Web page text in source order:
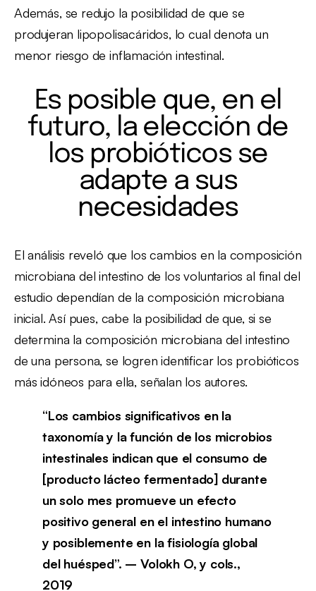
Además, se redujo la posibilidad de que se
produjeran lipopolisacáridos, lo cual denota un
menor riesgo de inflamación intestinal.
Es posible que, en el
futuro, la elección de
los probióticos se
adapte a sus
necesidades
El análisis reveló que los cambios en la composición
microbiana del intestino de los voluntarios al final del
estudio dependían de la composición microbiana
inicial. Así pues, cabe la posibilidad de que, si se
determina la composición microbiana del intestino
de una persona, se logren identificar los probióticos
más idóneos para ella, señalan los autores.
“Los cambios significativos en la
taxonomía y la función de los microbios
intestinales indican que el consumo de
[producto lácteo fermentado] durante
un solo mes promueve un efecto
positivo general en el intestino humano
y posiblemente en la fisiología global
del huésped”. – Volokh O, y cols.,
2019